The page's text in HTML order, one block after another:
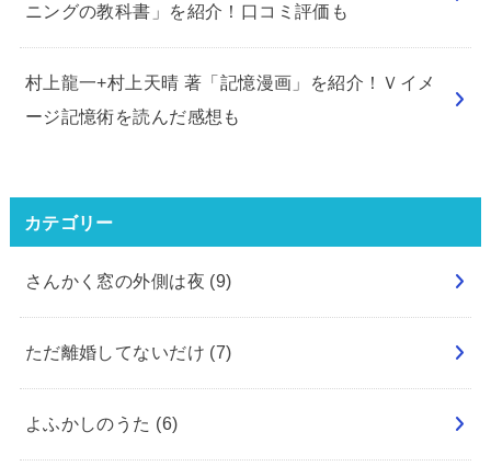
ニングの教科書」を紹介！口コミ評価も
村上龍一+村上天晴 著「記憶漫画」を紹介！Ｖイメ
ージ記憶術を読んだ感想も
カテゴリー
さんかく窓の外側は夜 (9)
ただ離婚してないだけ (7)
よふかしのうた (6)